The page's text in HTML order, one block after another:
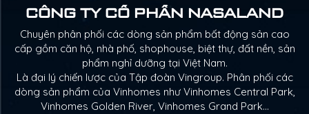
CÔNG TY CỔ PHẦN NASALAND
Chuyên phân phối các dòng sản phẩm bất động sản cao
cấp gồm căn hộ, nhà phố, shophouse, biệt thự, đất nền, sản
phẩm nghỉ dưỡng tại Việt Nam.
Là đại lý chiến lược của Tập đoàn Vingroup. Phân phối các
dòng sản phẩm của Vinhomes như Vinhomes Central Park,
Vinhomes Golden River, Vinhomes Grand Park…